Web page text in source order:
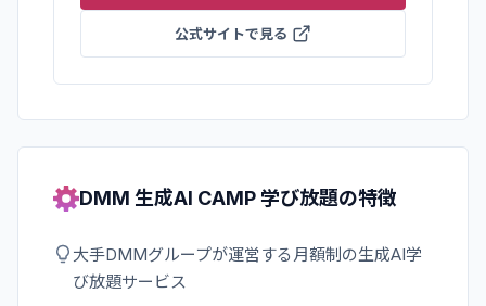
公式サイトで見る
DMM 生成AI CAMP 学び放題の特徴
大手DMMグループが運営する月額制の生成AI学
び放題サービス